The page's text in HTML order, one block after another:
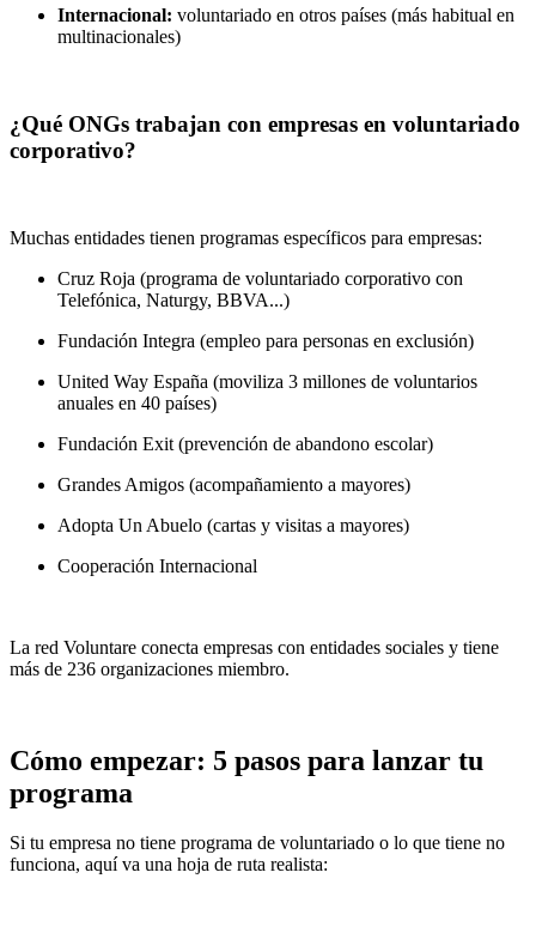
Internacional: voluntariado en otros países (más habitual en
multinacionales)
¿Qué ONGs trabajan con empresas en voluntariado
corporativo?
Muchas entidades tienen programas específicos para empresas:
Cruz Roja (programa de voluntariado corporativo con
Telefónica, Naturgy, BBVA...)
Fundación Integra (empleo para personas en exclusión)
United Way España (moviliza 3 millones de voluntarios
anuales en 40 países)
Fundación Exit (prevención de abandono escolar)
Grandes Amigos (acompañamiento a mayores)
Adopta Un Abuelo (cartas y visitas a mayores)
Cooperación Internacional
La red Voluntare conecta empresas con entidades sociales y tiene
más de 236 organizaciones miembro.
Cómo empezar: 5 pasos para lanzar tu
programa
Si tu empresa no tiene programa de voluntariado o lo que tiene no
funciona, aquí va una hoja de ruta realista: